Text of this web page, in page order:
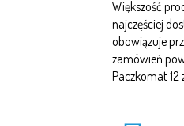
Większość
najczęściej
obowiązuje
zamówień
Paczkomat 12